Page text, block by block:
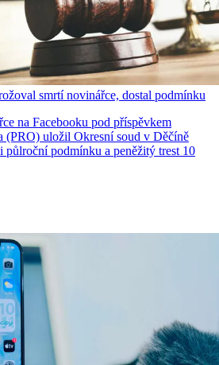
smrtí novinářce, dostal podmínku
na Facebooku pod příspěvkem
(PRO) uložil Okresní soud v Děčíně
půlroční podmínku a peněžitý trest 10